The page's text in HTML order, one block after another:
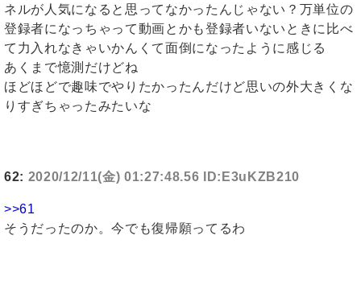
ネルが人気になると思ってなかったんじゃない？万単位の
登録者になっちゃって動画とかも登録者いないときに比べ
て力入れなきゃいかんくて面倒になったように感じる
あくまで憶測だけどね
ほどほどで趣味でやりたかったんだけど思いの外大きくな
りすぎちゃったみたいな
62: 2020/12/11(金) 01:27:48.56 ID:E3uKZB210
>>61
そうだったのか。今でも復帰願ってるわ